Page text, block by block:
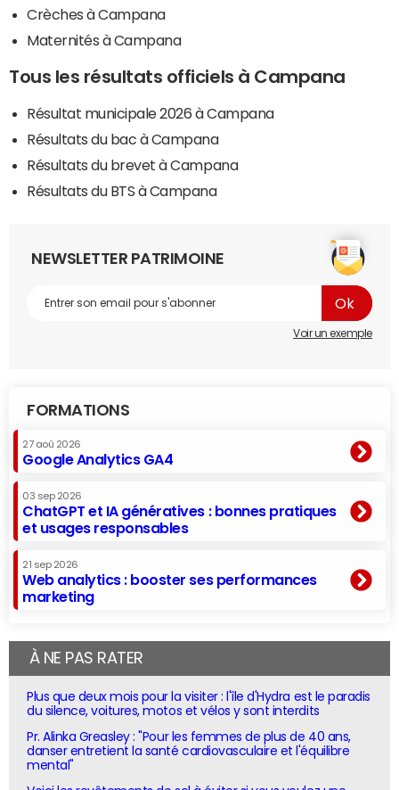
Crèches à Campana
Maternités à Campana
Tous les résultats officiels à Campana
Résultat municipale 2026 à Campana
Résultats du bac à Campana
Résultats du brevet à Campana
Résultats du BTS à Campana
NEWSLETTER PATRIMOINE
Voir un exemple
FORMATIONS
27 aoû 2026
Google Analytics GA4
03 sep 2026
ChatGPT et IA génératives : bonnes pratiques
et usages responsables
21 sep 2026
Web analytics : booster ses performances
marketing
À NE PAS RATER
Plus que deux mois pour la visiter : l'île d'Hydra est le paradis
du silence, voitures, motos et vélos y sont interdits
Pr. Alinka Greasley : "Pour les femmes de plus de 40 ans,
danser entretient la santé cardiovasculaire et l'équilibre
mental"